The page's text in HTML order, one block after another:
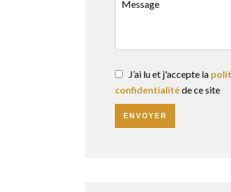
J’ai lu et j'accepte la
confidentialitéde ce site
ENVOYER